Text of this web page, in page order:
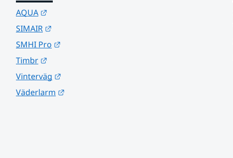
AQUA
SIMAIR
SMHI Pro
Timbr
Vinterväg
Väderlarm